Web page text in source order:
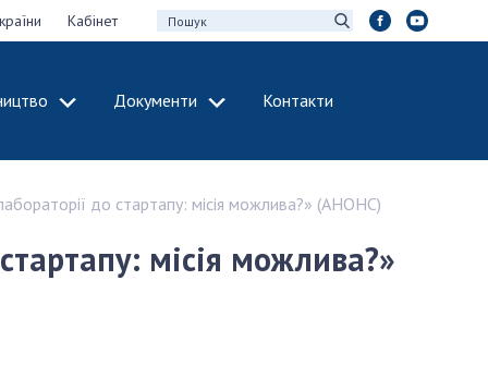
Кабінет
Документи Контакти
НАН України
СПІВРОБІТНИЦТВО
Членство в
організаціях
до стартапу: місія можлива?» (АНОНС)
місія можлива?»